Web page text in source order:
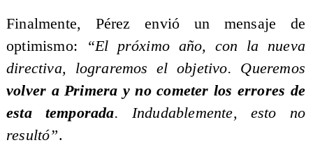
Finalmente, Pérez envió un mensaje de
optimismo:
“El próximo año, con la nueva
directiva, lograremos el objetivo. Queremos
volver a Primera y no cometer los errores de
esta temporada. Indudablemente, esto no
resultó”.